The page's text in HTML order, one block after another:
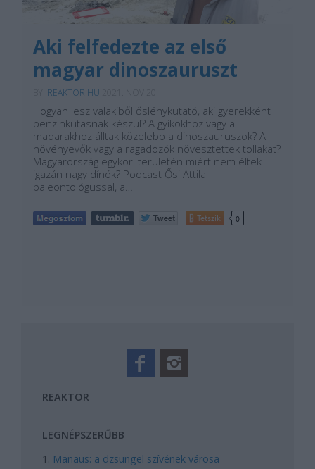
Aki felfedezte az első
magyar dinoszauruszt
REAKTOR.HU
Hogyan lesz valakiből őslénykutató, aki gyerekként
benzinkutasnak készül? A gyíkokhoz vagy a
madarakhoz álltak közelebb a dinoszauruszok? A
növényevők vagy a ragadozók növesztettek tollakat?
Magyarország egykori területén miért nem éltek
igazán nagy dínók? Podcast Ősi Attila
paleontológussal, a…
Tetszik 0
REAKTOR
LEGNÉPSZERŰBB
Manaus: a dzsungel szívének városa